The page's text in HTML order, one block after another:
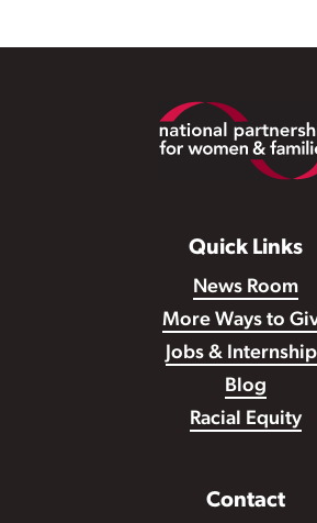
Quick Links
News Room
More Ways to
Jobs &
Blog
Racial Equity
Contact